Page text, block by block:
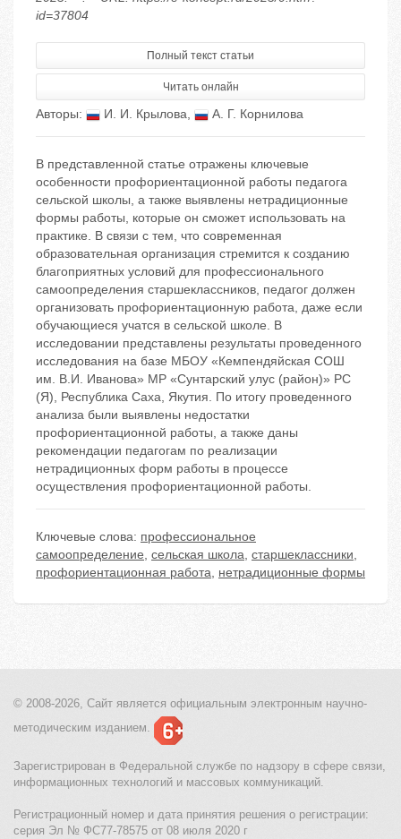
id=37804
Полный текст статьи
Читать онлайн
Авторы: И. И. Крылова, А. Г. Корнилова
В представленной статье отражены ключевые
особенности профориентационной работы педагога
сельской школы, а также выявлены нетрадиционные
формы работы, которые он сможет использовать на
практике. В связи с тем, что современная
образовательная организация стремится к созданию
благоприятных условий для профессионального
самоопределения старшеклассников, педагог должен
организовать профориентационную работа, даже если
обучающиеся учатся в сельской школе. В
исследовании представлены результаты проведенного
исследования на базе МБОУ «Кемпендяйская СОШ
им. В.И. Иванова» МР «Сунтарский улус (район)» РС
(Я), Республика Саха, Якутия. По итогу проведенного
анализа были выявлены недостатки
профориентационной работы, а также даны
рекомендации педагогам по реализации
нетрадиционных форм работы в процессе
осуществления профориентационной работы.
Ключевые слова: профессиональное
самоопределение, сельская школа, старшеклассники,
профориентационная работа, нетрадиционные формы
© 2008-2026, Сайт является официальным электронным научно-
методическим изданием.
Зарегистрирован в Федеральной службе по надзору в сфере связи,
информационных технологий и массовых коммуникаций.
Регистрационный номер и дата принятия решения о регистрации:
серия Эл № ФС77-78575 от 08 июля 2020 г